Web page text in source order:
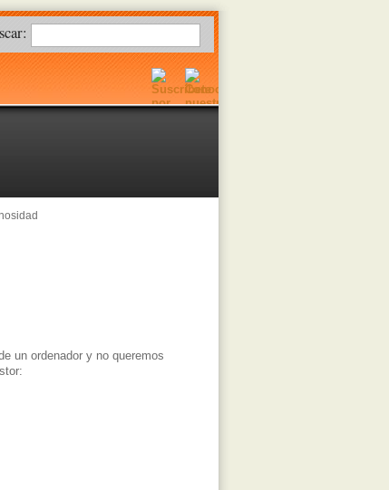
un ordenador y no queremos